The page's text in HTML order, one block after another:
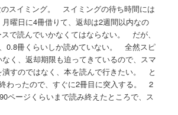
スイミング。 スイミングの待ち時間には
曜日に4冊借りて、返却は2週間以内なの
で読んでいかなくてはならない。 だが、
0.8冊くらいしか読めていない。 全然スピ
く、返却期限も迫ってきているので、スマ
潰すのではなく、本を読んで行きたい。 と
わったので、すぐに2冊目に突入する。 2
ページくらいまで読み終えたところで、ス